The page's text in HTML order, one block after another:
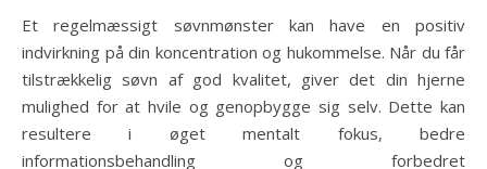
Et regelmæssigt søvnmønster kan have en positiv
indvirkning på din koncentration og hukommelse. Når du får
tilstrækkelig søvn af god kvalitet, giver det din hjerne
mulighed for at hvile og genopbygge sig selv. Dette kan
resultere i øget mentalt fokus, bedre
informationsbehandling og forbedret